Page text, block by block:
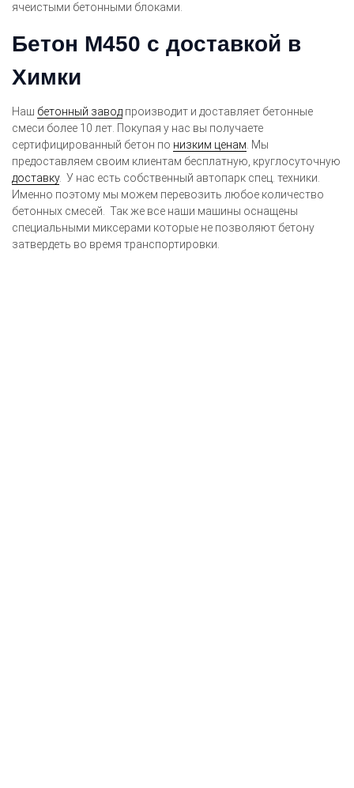
ячеистыми бетонными блоками.
Бетон М450 с доставкой в
Химки
Наш бетонный завод производит и доставляет бетонные
смеси более 10 лет. Покупая у нас вы получаете
сертифицированный бетон по низким ценам . Мы
предоставляем своим клиентам бесплатную, круглосуточную
доставку. У нас есть собственный автопарк спец. техники.
Именно поэтому мы можем перевозить любое количество
бетонных смесей. Так же все наши машины оснащены
специальными миксерами которые не позволяют бетону
затвердеть во время транспортировки.